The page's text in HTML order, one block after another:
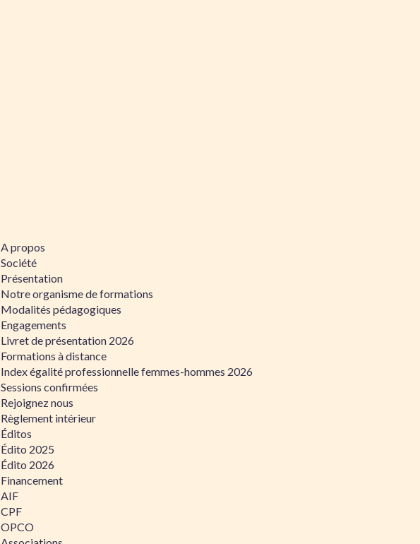
A propos
Société
Présentation
Notre organisme de formations
Modalités pédagogiques
Engagements
Livret de présentation 2026
Formations à distance
Index égalité professionnelle femmes-hommes 2026
Sessions confirmées
Rejoignez nous
Règlement intérieur
Éditos
Édito 2025
Édito 2026
Financement
AIF
CPF
OPCO